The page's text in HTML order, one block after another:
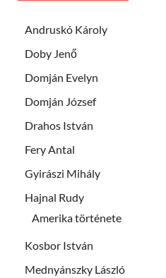
Andruskó Károly
Doby Jenő
Domján Evelyn
Domján József
Drahos István
Fery Antal
Gyirászi Mihály
Hajnal Rudy
Amerika története
Kosbor István
Mednyánszky László